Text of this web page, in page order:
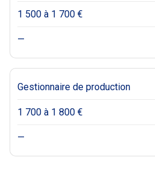
1 500 à 1 700 €
—
Gestionnaire de production
1 700 à 1 800 €
—